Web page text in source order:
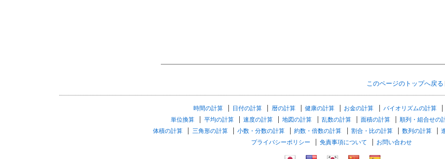
このページのトップへ戻る
時間の計算 日付の計算 暦の計算 健康の計算 お金の計算 バイオリズムの計算
単位換算
平均の計算 速度の計算 地図の計算 乱数の計算 面積の計算 順列・組合せの
体積の計算
三角形の計算 小数・分数の計算 約数・倍数の計算 割合・比の計算 数列の計算
プライバシーポリシー
免責事項について お問い合わせ